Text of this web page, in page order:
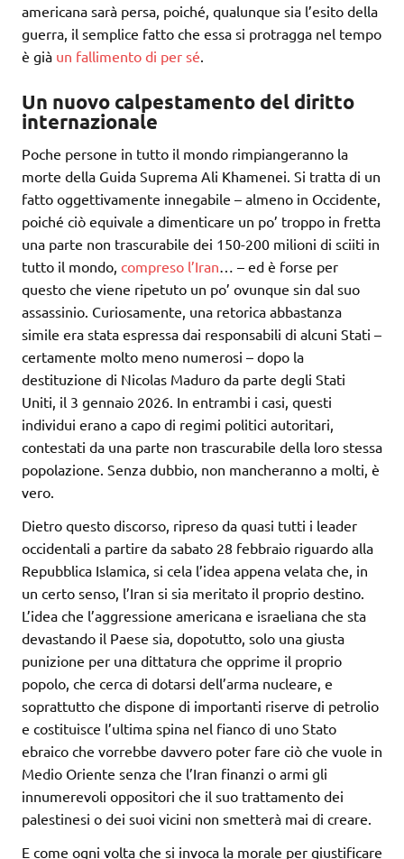
americana sarà persa, poiché, qualunque sia l’esito della
guerra, il semplice fatto che essa si protragga nel tempo
è già un fallimento di per sé
Un nuovo calpestamento del diritto
internazionale
Poche persone in tutto il mondo rimpiangeranno la
morte della Guida Suprema Ali Khamenei. Si tratta di un
fatto oggettivamente innegabile – almeno in Occidente,
poiché ciò equivale a dimenticare un po’ troppo in fretta
una parte non trascurabile dei 150-200 milioni di sciiti in
tutto il mondo, compreso l’Iran … – ed è forse per
questo che viene ripetuto un po’ ovunque sin dal suo
assassinio. Curiosamente, una retorica abbastanza
simile era stata espressa dai responsabili di alcuni Stati –
certamente molto meno numerosi – dopo la
destituzione di Nicolas Maduro da parte degli Stati
Uniti, il 3 gennaio 2026. In entrambi i casi, questi
individui erano a capo di regimi politici autoritari,
contestati da una parte non trascurabile della loro stessa
popolazione. Senza dubbio, non mancheranno a molti, è
vero.
Dietro questo discorso, ripreso da quasi tutti i leader
occidentali a partire da sabato 28 febbraio riguardo alla
Repubblica Islamica, si cela l’idea appena velata che, in
un certo senso, l’Iran si sia meritato il proprio destino.
L’idea che l’aggressione americana e israeliana che sta
devastando il Paese sia, dopotutto, solo una giusta
punizione per una dittatura che opprime il proprio
popolo, che cerca di dotarsi dell’arma nucleare, e
soprattutto che dispone di importanti riserve di petrolio
e costituisce l’ultima spina nel fianco di uno Stato
ebraico che vorrebbe davvero poter fare ciò che vuole in
Medio Oriente senza che l’Iran finanzi o armi gli
innumerevoli oppositori che il suo trattamento dei
palestinesi o dei suoi vicini non smetterà mai di creare.
E come ogni volta che si invoca la morale per giustificare